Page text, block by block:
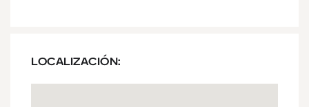
LOCALIZACIÓN: